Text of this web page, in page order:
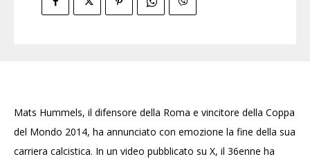
Mats Hummels, il difensore della Roma e vincitore della Coppa
del Mondo 2014, ha annunciato con emozione la fine della sua
carriera calcistica. In un video pubblicato su X, il 36enne ha